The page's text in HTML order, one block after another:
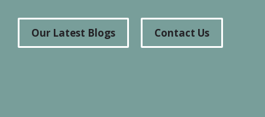
Our Latest Blogs Contact Us